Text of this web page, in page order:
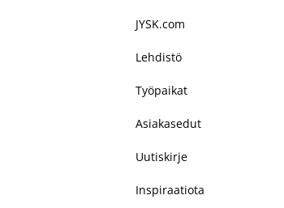
JYSK.com
Lehdistö
Työpaikat
Asiakasedut
Uutiskirje
Inspiraatiota